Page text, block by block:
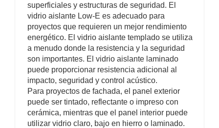
superficiales y estructuras de seguridad. El
vidrio aislante Low-E es adecuado para
proyectos que requieren un mejor rendimiento
energético. El vidrio aislante templado se utiliza
a menudo donde la resistencia y la seguridad
son importantes. El vidrio aislante laminado
puede proporcionar resistencia adicional al
impacto, seguridad y control acústico.
Para proyectos de fachada, el panel exterior
puede ser tintado, reflectante o impreso con
cerámica, mientras que el panel interior puede
utilizar vidrio claro, bajo en hierro o laminado.